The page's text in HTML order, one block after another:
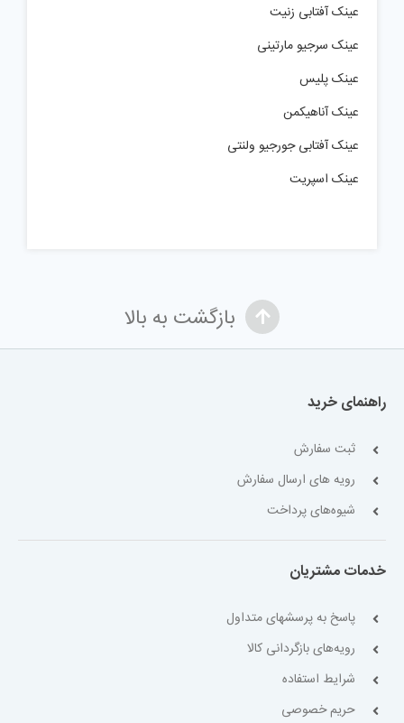
عینک آفتابی زنیت
عینک سرجیو مارتینی
عینک پلیس
عینک آناهیکمن
عینک آفتابی جورجیو ولنتی
عینک اسپریت
بازگشت به بالا
راهنمای خرید
ثبت سفارش
رویه های ارسال سفارش
شیوه‌های پرداخت
خدمات مشتریان
پاسخ به پرسشهای متداول
رویه‌های بازگردانی کالا
شرایط استفاده
حریم خصوصی